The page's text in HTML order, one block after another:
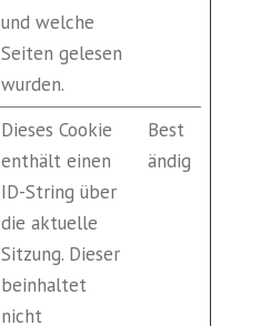
und welche
Seiten gelesen
wurden.
Dieses Cookie
enthält einen
ID-String über
die aktuelle
Sitzung. Dieser
beinhaltet
nicht
Best
ändig